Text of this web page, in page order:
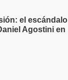
el escándalo
Agostini en